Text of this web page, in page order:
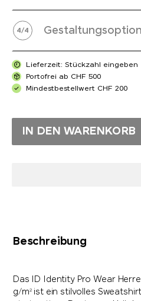
4/4
Lieferzeit: Stückzahl eingeben
Portofrei ab CHF 500
Mindestbestellwert CHF 200
IN DEN WARENKORB
Beschreibung
Das ID Identity Pro Wear
g/m² ist ein stilvolles